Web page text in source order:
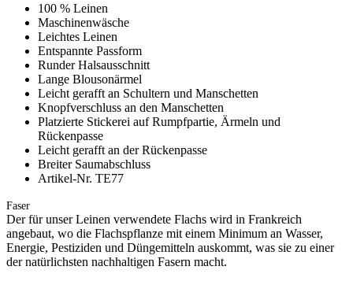
100 % Leinen
Maschinenwäsche
Leichtes Leinen
Entspannte Passform
Runder Halsausschnitt
Lange Blousonärmel
Leicht gerafft an Schultern und Manschetten
Knopfverschluss an den Manschetten
Platzierte Stickerei auf Rumpfpartie, Ärmeln und
Rückenpasse
Leicht gerafft an der Rückenpasse
Breiter Saumabschluss
Artikel-Nr. TE77
Faser
Der für unser Leinen verwendete Flachs wird in Frankreich
angebaut, wo die Flachspflanze mit einem Minimum an Wasser,
Energie, Pestiziden und Düngemitteln auskommt, was sie zu einer
der natürlichsten nachhaltigen Fasern macht.